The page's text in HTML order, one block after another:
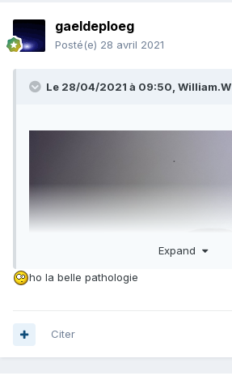
gaeldeploeg
Posté(e) 28 avril 2021
Le 28/04/2021 à 09:50, William.W
Expand
ho la belle pathologie
Citer